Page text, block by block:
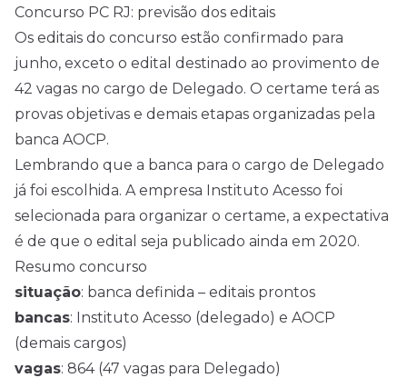
Concurso PC RJ: previsão dos editais
Os editais do concurso estão confirmado para
junho, exceto o edital destinado ao provimento de
42 vagas no cargo de Delegado. O certame terá as
provas objetivas e demais etapas organizadas pela
banca AOCP.
Lembrando que a banca para o cargo de Delegado
já foi escolhida. A empresa Instituto Acesso foi
selecionada para organizar o certame, a expectativa
é de que o edital seja publicado ainda em 2020.
Resumo concurso
situação: banca definida – editais prontos
bancas: Instituto Acesso (delegado) e AOCP
(demais cargos)
vagas: 864 (47 vagas para Delegado)